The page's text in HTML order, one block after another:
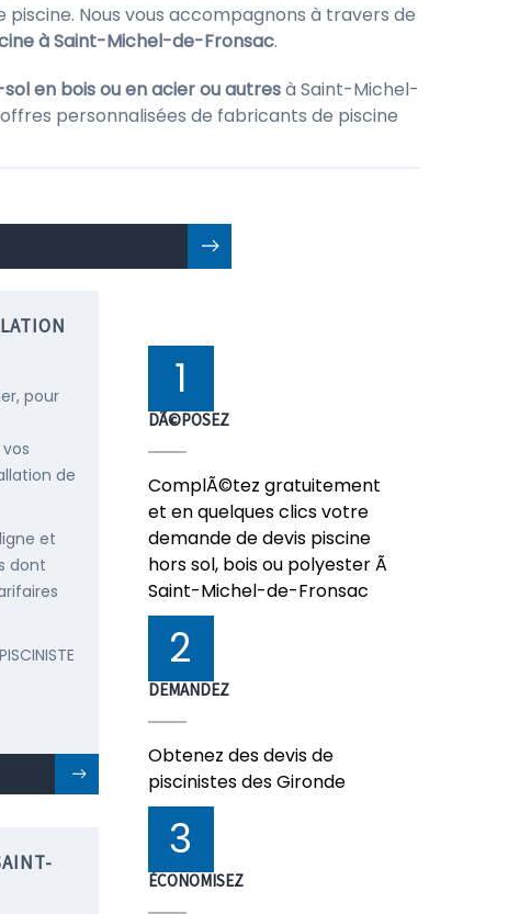
Nous vous accompagnons à travers de
à Saint-Michel-de-Fronsac.
en bois ou en acier ou autresà Saint-Michel-
personnalisées de fabricants de piscine
pour
de
et
dont
1
DÃ©POSEZ
ComplÃ©tez gratuitement
et en quelques clics votre
demande de devis piscine
hors sol, bois ou polyester Ã
Saint-Michel-de-Fronsac
2
DEMANDEZ
Obtenez des devis de
piscinistes des Gironde
3
ÉCONOMISEZ